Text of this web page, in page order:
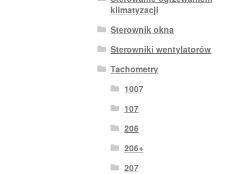
klimatyzacji
Sterownik okna
Sterowniki wentylatorów
Tachometry
1007
107
206
206+
207